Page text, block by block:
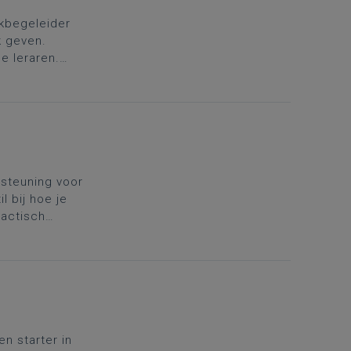
leraren.
voor
bij hoe je
starter in